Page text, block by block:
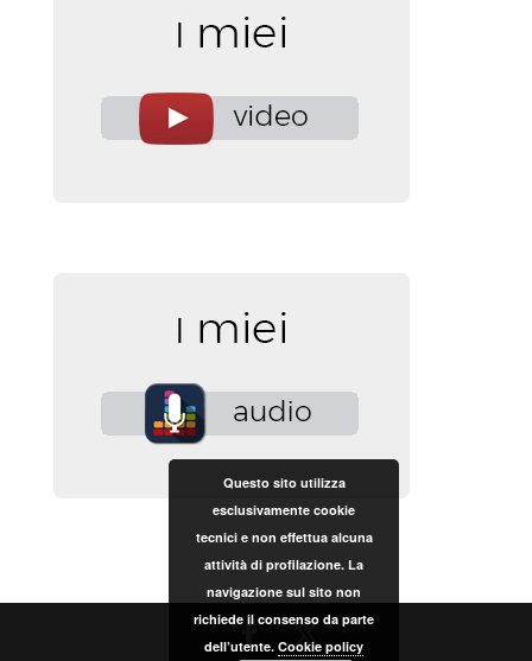
Questo sito utilizza
esclusivamente cookie
tecnici e non effettua alcuna
attività di profilazione. La
navigazione sul sito non
richiede il consenso da parte
dell’utente. Cookie policy